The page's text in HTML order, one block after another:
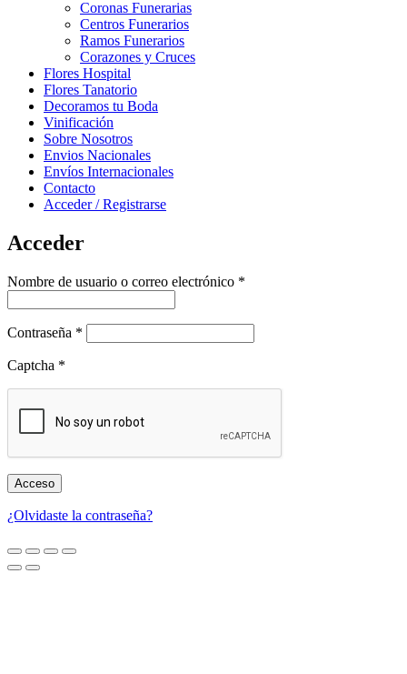
Coronas Funerarias
Centros Funerarios
Ramos Funerarios
Corazones y Cruces
Flores Hospital
Flores Tanatorio
Decoramos tu Boda
Vinificación
Sobre Nosotros
Envios Nacionales
Envíos Internacionales
Contacto
Acceder / Registrarse
Acceder
Nombre de usuario o correo electrónico *
Contraseña *
Captcha *
Acceso
¿Olvidaste la contraseña?